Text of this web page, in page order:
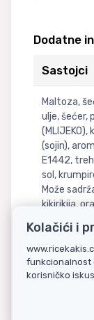
Dodatne
Sastojci
Maltoza,
ulje, šećer,
(sojin),
E1442,
sol,
Može
kikirikija,
Energija
zasićene
Kolačići i
funkcionalnost
korisničko